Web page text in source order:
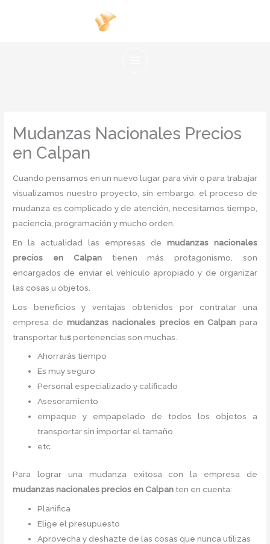
Mudanzas Nacionales Precios
en Calpan
Cuando pensamos en un nuevo lugar para vivir o para trabajar
visualizamos nuestro proyecto, sin embargo, el proceso de
mudanza es complicado y de atención, necesitamos tiempo,
paciencia, programación y mucho orden.
En la actualidad las empresas de mudanzas nacionales
precios en Calpan tienen más protagonismo, son
encargados de enviar el vehículo apropiado y de organizar
las cosas u objetos.
Los beneficios y ventajas obtenidos por contratar una
empresa demudanzas nacionales preciosen Calpan para
transportar tuspertenencias son muchas.
Ahorrarás tiempo
Es muy seguro
Personal especializado y calificado
Asesoramiento
empaque y empapelado de todos los objetos a
transportar sin importar el tamaño
etc.
Para lograr una mudanza exitosa con la empresa de
mudanzas nacionales precios en Calpan ten en cuenta:
Planifica
Elige el presupuesto
Aprovecha y deshazte de las cosas que nunca utilizas